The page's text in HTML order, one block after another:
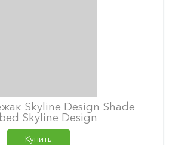
Skyline Design Shade
Skyline Design
Купить